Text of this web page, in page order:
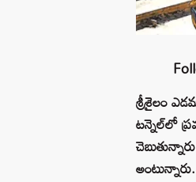
శ్రీశైలం
టన్నెల్‌లో